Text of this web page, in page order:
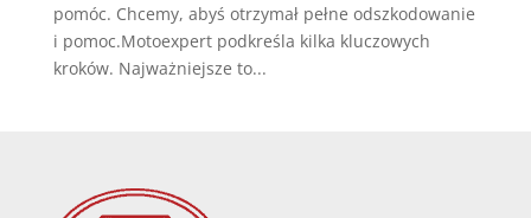
pomóc. Chcemy, abyś otrzymał pełne odszkodowanie
i pomoc.Motoexpert podkreśla kilka kluczowych
kroków. Najważniejsze to...